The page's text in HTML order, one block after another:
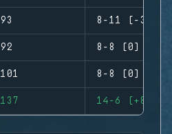
93 8-11 (-3)
92 8-8 (0)
101 8-8 (0)
137 14-6 (+8)